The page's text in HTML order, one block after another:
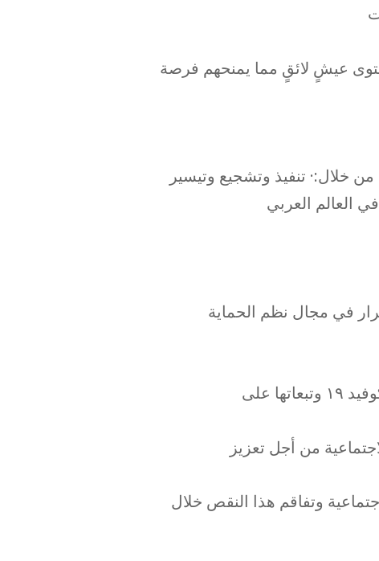
عيشٍ لائقٍ مما يمنحهم فرصة
خلال:· تنفيذ وتشجيع وتيسير
العالم العربي
في مجال نظم الحماية
من أجل تعزيز
وتفاقم هذا النقص خلال